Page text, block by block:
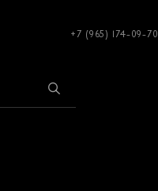
+7 (965) 174-09-70